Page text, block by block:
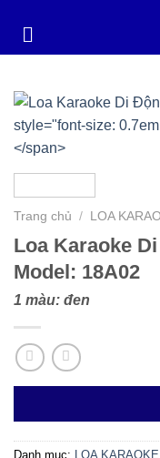
Trang chủ / LOA
Loa Karaoke
Model: 18A02
1 màu: đen
Danh mục: LOA